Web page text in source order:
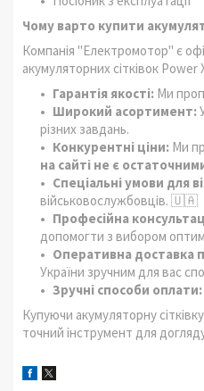
Чому варто купити
Компанія "Електромотор" є
акумуляторних сітківок Power
Гарантія якості: Ми
Широкий асортимент:
різних завдань.
Конкурентні ціни: Ми
на сайті не є
Спеціальні умови для
військовослужбовців. 🇺🇦
Професійна
допомогти з вибором
Оперативна доставка
України зручним для вас
Зручні способи оплати:
Купуючи акумуляторну
точний інструмент для